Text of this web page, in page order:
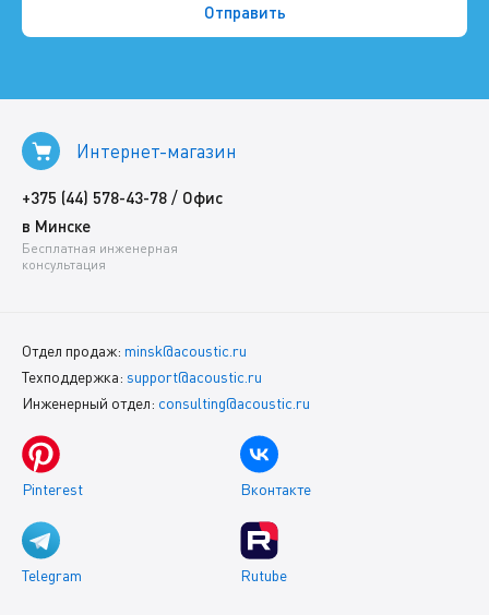
Интернет-магазин
+375 (44) 578-43-78 / Офис
в Минске
Бесплатная инженерная
консультация
Отдел продаж: minsk@acoustic.ru
Техподдержка: support@acoustic.ru
Инженерный отдел: consulting@acoustic.ru
Pinterest Вконтакте
Telegram Rutube